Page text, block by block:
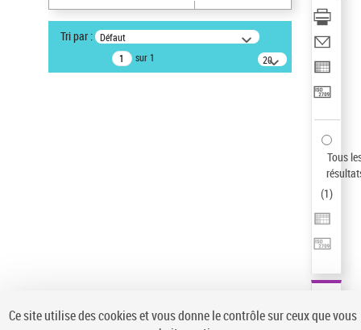
Type de notice d'autorité
Tri par : Défaut
sur 1
20
résultats/page
Tous
(1)
Ce site utilise des cookies et vous donne le contrôle sur ceux que vous